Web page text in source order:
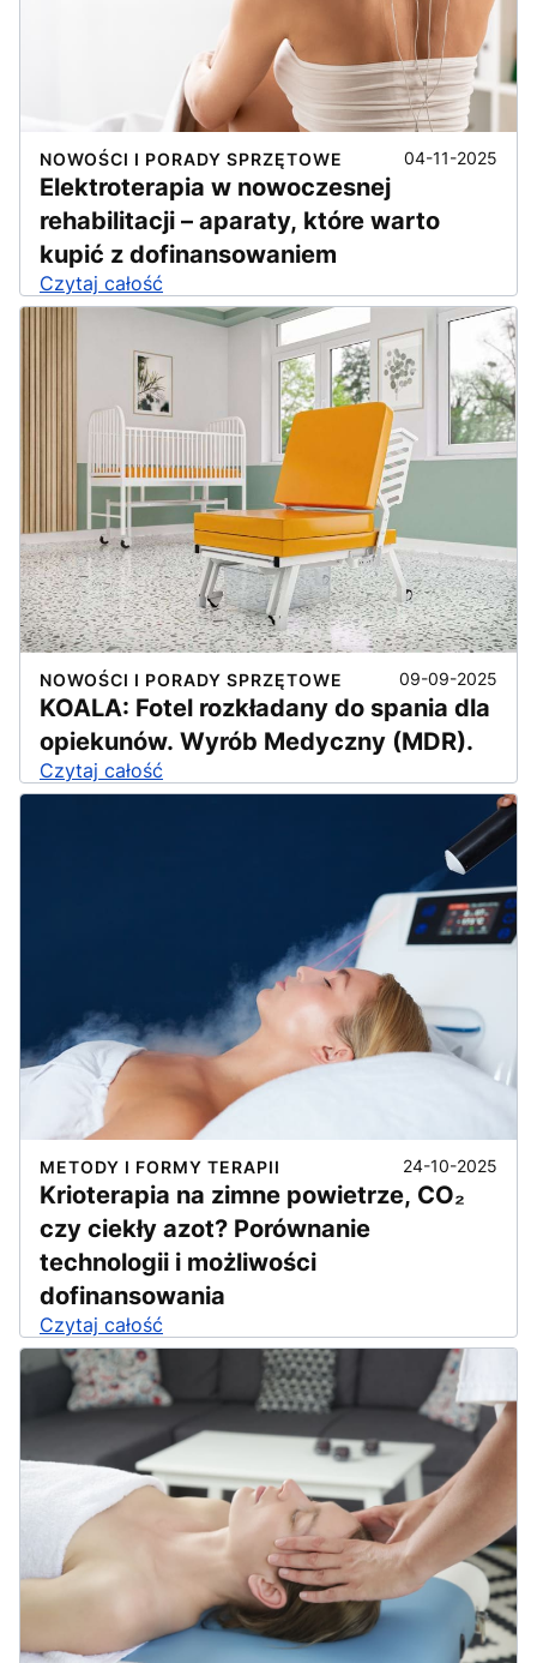
NOWOŚCI I PORADY SPRZĘTOWE 04-11-2025
Elektroterapia w nowoczesnej
rehabilitacji – aparaty, które warto
kupić z dofinansowaniem
Czytaj całość
NOWOŚCI I PORADY SPRZĘTOWE 09-09-2025
KOALA: Fotel rozkładany do spania dla
opiekunów. Wyrób Medyczny (MDR).
Czytaj całość
METODY I FORMY TERAPII 24-10-2025
Krioterapia na zimne powietrze, CO₂
czy ciekły azot? Porównanie
technologii i możliwości
dofinansowania
Czytaj całość